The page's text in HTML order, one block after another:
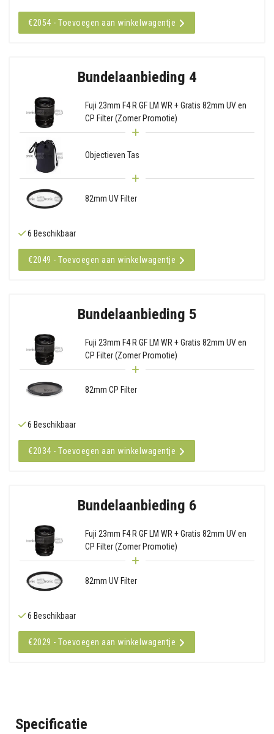
€2054 - Toevoegen aan winkelwagentje
Bundelaanbieding 4
Fuji 23mm F4 R GF LM WR + Gratis 82mm UV en
CP Filter (Zomer Promotie)
Objectieven Tas
82mm UV Filter
6 Beschikbaar
€2049 - Toevoegen aan winkelwagentje
Bundelaanbieding 5
Fuji 23mm F4 R GF LM WR + Gratis 82mm UV en
CP Filter (Zomer Promotie)
82mm CP Filter
6 Beschikbaar
€2034 - Toevoegen aan winkelwagentje
Bundelaanbieding 6
Fuji 23mm F4 R GF LM WR + Gratis 82mm UV en
CP Filter (Zomer Promotie)
82mm UV Filter
6 Beschikbaar
€2029 - Toevoegen aan winkelwagentje
Specificatie